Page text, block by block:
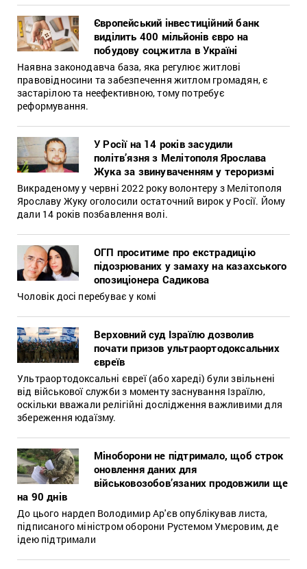
Європейський інвестиційний банк
виділить 400 мільйонів євро на
побудову соцжитла в Україні
Наявна законодавча база, яка регулює житлові
правовідносини та забезпечення житлом громадян, є
застарілою та неефективною, тому потребує
реформування.
У Росії на 14 років засудили
політв’язня з Мелітополя Ярослава
Жука за звинуваченням у тероризмі
Викраденому у червні 2022 року волонтеру з Мелітополя
Ярославу Жуку оголосили остаточний вирок у Росії. Йому
дали 14 років позбавлення волі.
ОГП проситиме про екстрадицію
підозрюваних у замаху на казахського
опозиціонера Садикова
Чоловік досі перебуває у комі
Верховний суд Ізраїлю дозволив
почати призов ультраортодоксальних
євреїв
Ультраортодоксальні євреї (або хареді) були звільнені
від військової служби з моменту заснування Ізраїлю,
оскільки вважали релігійні дослідження важливими для
збереження юдаїзму.
Міноборони не підтримало, щоб строк
оновлення даних для
військовозобов’язаних продовжили ще
на 90 днів
До цього нардеп Володимир Ар'єв опублікував листа,
підписаного міністром оборони Рустемом Умєровим, де
ідею підтримали